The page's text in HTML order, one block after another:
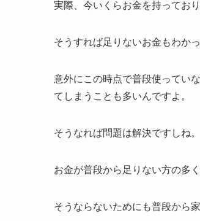
実際、今いくらお金を持ってお
そうすれば足りないお金もわか
意外にこの時点で普段使ってい
てしまうことも多いんですよ。
そうなれば問題は解決ですしね。
お金が普段から足りない方の多
そうならないためにも普段から